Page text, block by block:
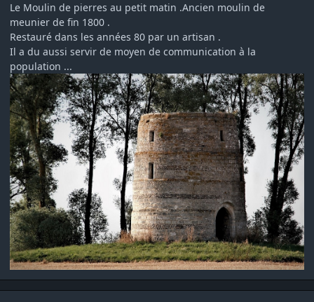
Le Moulin de pierres au petit matin .Ancien moulin de
meunier de fin 1800 .
Restauré dans les années 80 par un artisan .
Il a du aussi servir de moyen de communication à la
population ...